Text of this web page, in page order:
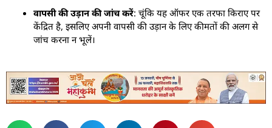
वापसी की उड़ान की जांच करें: चूंकि यह ऑफर एक तरफा किराए पर
केंद्रित है, इसलिए अपनी वापसी की उड़ान के लिए कीमतों की अलग से
जांच करना न भूलें।